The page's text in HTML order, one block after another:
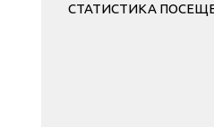
СТАТИСТИКА